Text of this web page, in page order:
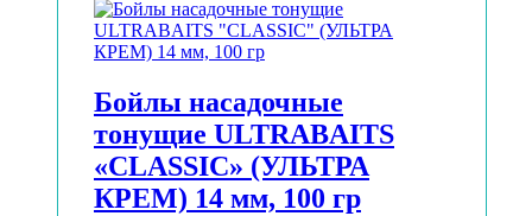
Бойлы насадочные
тонущие ULTRABAITS
«CLASSIC» (УЛЬТРА
КРЕМ) 14 мм, 100 гр